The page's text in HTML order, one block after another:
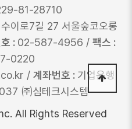
81-28710
이로7길 27 서울숲코오롱
: 02-587-4956 / 팩스 :
0220
/ 계좌번호 : 기업은행
㈜심테크시스템
All Rights Reserved